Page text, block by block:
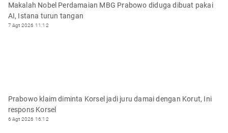
Makalah Nobel Perdamaian MBG Prabowo diduga dibuat pakai
AI, Istana turun tangan
7 Agt 2026 11:12
Prabowo klaim diminta Korsel jadi juru damai dengan Korut, Ini
respons Korsel
6 Agt 2026 16:12